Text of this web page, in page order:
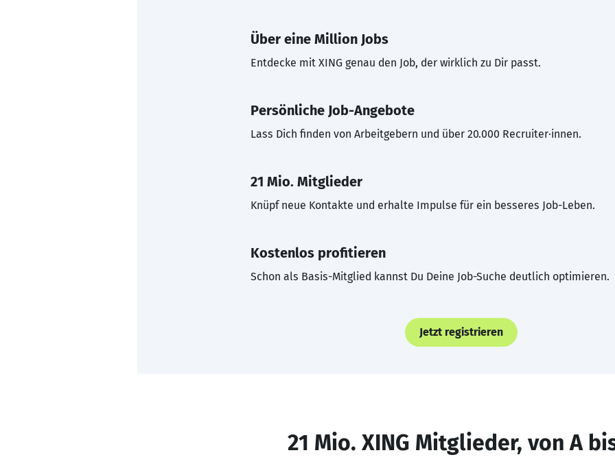
Über eine Million Jobs
Entdecke mit XING genau den Job, der wirklich zu Dir passt.
Persönliche Job-Angebote
Lass Dich finden von Arbeitgebern und über 20.000 Recruiter·innen.
21 Mio. Mitglieder
Knüpf neue Kontakte und erhalte Impulse für ein besseres Job-Leben.
Kostenlos profitieren
Schon als Basis-Mitglied kannst Du Deine Job-Suche deutlich optimieren.
Jetzt registrieren
21 Mio. XING Mitglieder, von A